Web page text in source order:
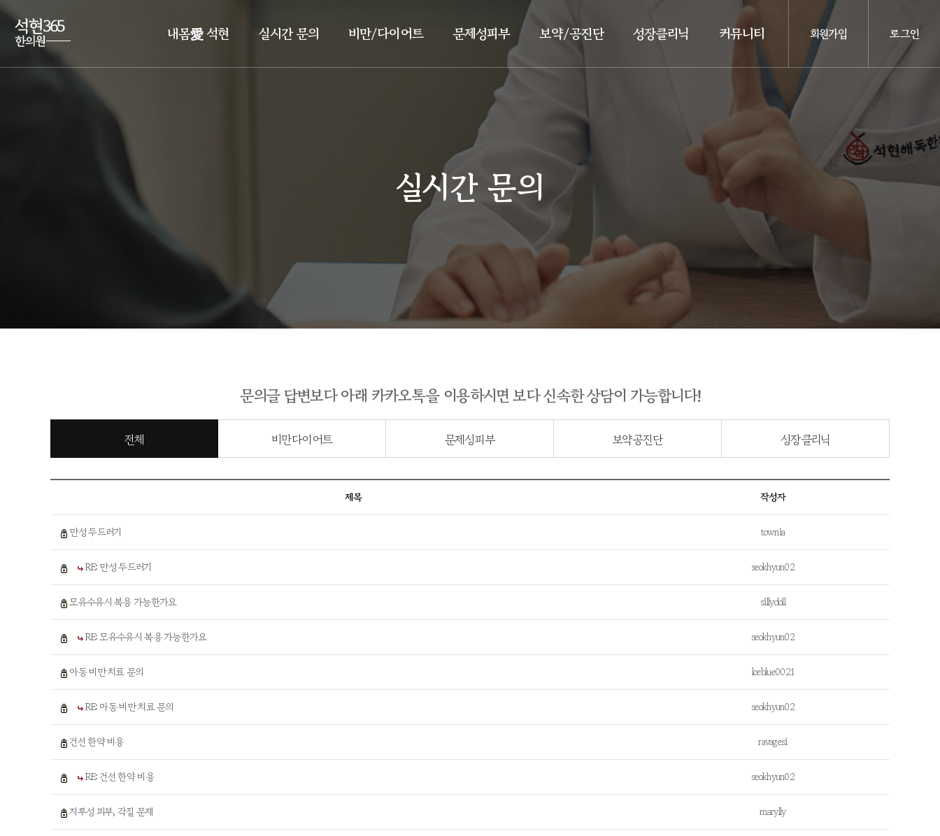
회원가입 로그인
내몸愛 석현 실시간 문의 비만/다이어트 문제성피부 보약/공진단 성장클리닉 커뮤니티
실시간 문의
문의글 답변보다 아래 카카오톡을 이용하시면 보다 신속한 상담이 가능합니다!
전체 비만다이어트 문제성피부 보약공진단 성장클리닉
제목 작성자
만성 두드러기 townia
RE: 만성 두드러기 seokhyun02
모유수유시 복용 가능한가요 sillydoll
RE: 모유수유시 복용 가능한가요 seokhyun02
아동 비만 치료 문의 loeblue0021
RE: 아동 비만 치료 문의 seokhyun02
건선 한약 비용 ravagesi
RE: 건선 한약 비용 seokhyun02
지루성 피부, 각질 문제 marylly